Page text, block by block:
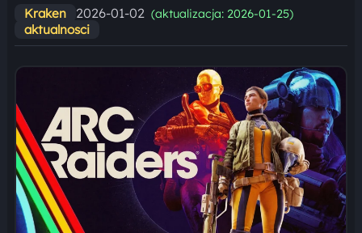
Kraken 2026-01-02 (aktualizacja: 2026-01-25)
aktualnosci